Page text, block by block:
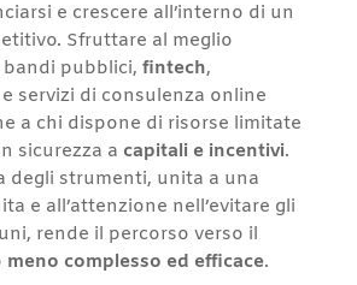
e crescere all’interno di un
Sfruttare al meglio
pubblici, fintech,
servizi di consulenza online
a chi dispone di risorse limitate
sicurezza a capitali e incentivi.
degli strumenti, unita a una
e all’attenzione nell’evitare gli
rende il percorso verso il
meno complesso ed efficace.